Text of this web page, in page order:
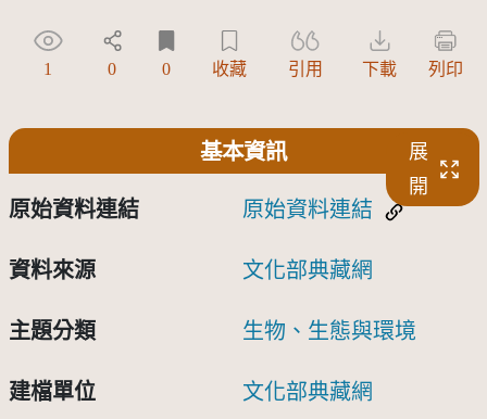
1 0 0 收藏 引用 下載 列印
基本資訊
展
開
原始資料連結 原始資料連結
資料來源 文化部典藏網
主題分類 生物、生態與環境
建檔單位 文化部典藏網